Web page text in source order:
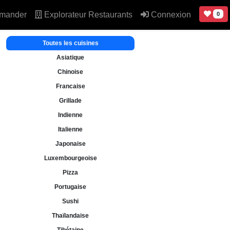
Explorateur Restaurants Connexion 0
Toutes les cuisines
Asiatique
Chinoise
Francaise
Grillade
Indienne
Italienne
Japonaise
Luxembourgeoise
Pizza
Portugaise
Sushi
Thaïlandaise